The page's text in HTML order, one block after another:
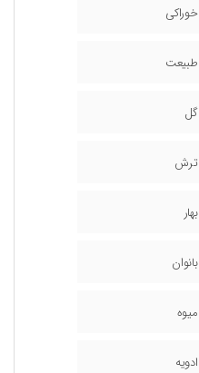
خوراکی
طبیعت
گل
ترش
بهار
بانوان
میوه
ادویه